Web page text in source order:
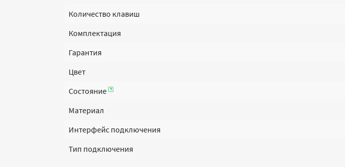
Количество клавиш
Комплектация
Гарантия
Цвет
Состояние
Материал
Интерфейс подключения
Тип подключения